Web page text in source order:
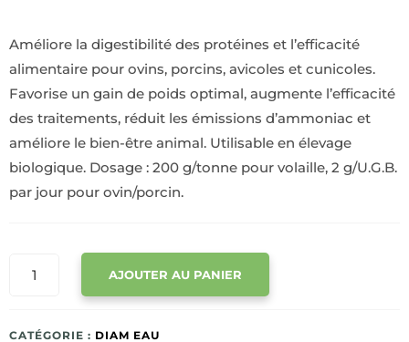
Améliore la digestibilité des protéines et l’efficacité
alimentaire pour ovins, porcins, avicoles et cunicoles.
Favorise un gain de poids optimal, augmente l’efficacité
des traitements, réduit les émissions d’ammoniac et
améliore le bien-être animal. Utilisable en élevage
biologique. Dosage : 200 g/tonne pour volaille, 2 g/U.G.B.
par jour pour ovin/porcin.
ANIMALE
AJOUTER AU PANIER
CATÉGORIE : DIAM EAU